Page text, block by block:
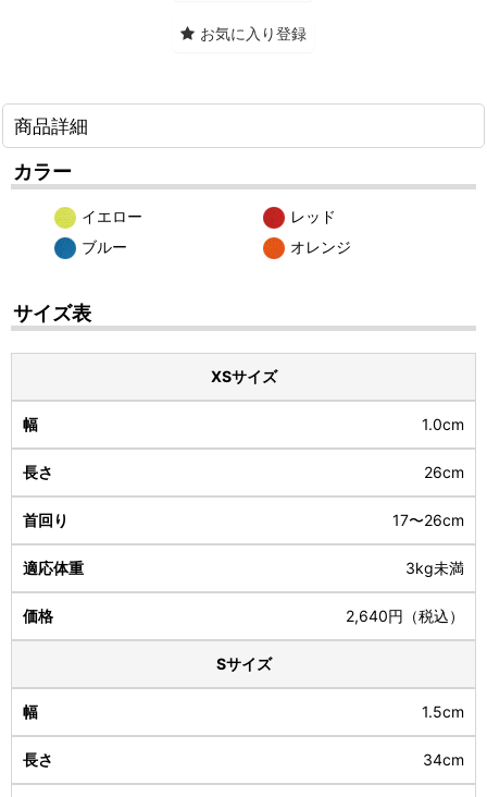
お気に入り登録
商品詳細
カラー
イエロー
レッド
ブルー
オレンジ
サイズ表
XSサイズ
1.0cm
26cm
17〜26cm
3kg未満
2,640円（税込）
Sサイズ
1.5cm
34cm